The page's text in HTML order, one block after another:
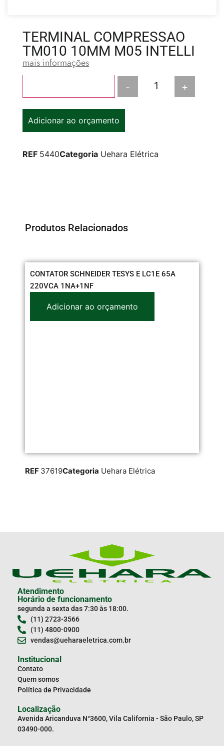
TERMINAL COMPRESSAO
TM010 10MM M05 INTELLI
mais informações
- +
Adicionar ao orçamento
REF 5440Categoria Uehara Elétrica
Produtos Relacionados
CONTATOR SCHNEIDER TESYS E LC1E 65A
220VCA 1NA+1NF
Adicionar ao orçamento
REF 37619Categoria Uehara Elétrica
Atendimento
Horário de funcionamento
segunda a sexta das 7:30 às 18:00.
(11) 2723-3566
(11) 4800-0900
vendas@ueharaeletrica.com.br
Institucional
Contato
Quem somos
Política de Privacidade
Localização
Avenida Aricanduva N°3600, Vila California - São Paulo, SP
03490-000.